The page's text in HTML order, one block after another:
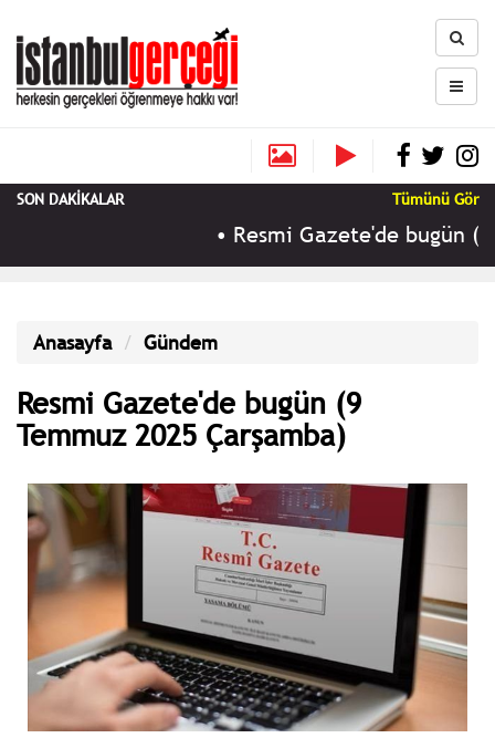
SON DAKİKALAR Tümünü Gör
Resmi Gazete'de bugün (9
Anasayfa Gündem
Resmi Gazete'de bugün (9
Temmuz 2025 Çarşamba)